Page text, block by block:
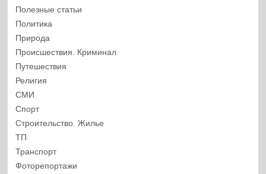
Полезные статьи
Политика
Природа
Происшествия. Криминал
Путешествия
Религия
СМИ
Спорт
Строительство. Жилье
ТП
Транспорт
Фоторепортажи